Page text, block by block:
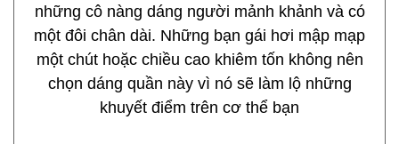
những cô nàng dáng người mảnh khảnh và có
một đôi chân dài. Những bạn gái hơi mập mạp
một chút hoặc chiều cao khiêm tốn không nên
chọn dáng quần này vì nó sẽ làm lộ những
khuyết điểm trên cơ thể bạn